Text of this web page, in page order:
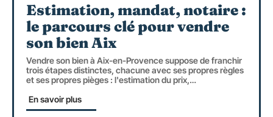
Estimation, mandat, notaire :
le parcours clé pour vendre
son bien Aix
Vendre son bien à Aix-en-Provence suppose de franchir
trois étapes distinctes, chacune avec ses propres règles
et ses propres pièges : l'estimation du prix,…
En savoir plus